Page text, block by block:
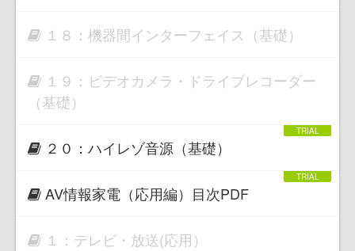
１８：機器間インターフェイス（基礎）
１９：ビデオカメラ・ドライブレコーダー
（基礎）
２０：ハイレゾ音源（基礎）
AV情報家電（応用編）目次PDF
１：テレビ・放送(応用）